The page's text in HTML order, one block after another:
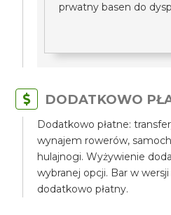
prwatny basen do
DODATKOWO
Dodatkowo płatne:
wynajem rowerów,
hulajnogi. Wyżywienie
wybranej opcji. Bar w
dodatkowo płatny.